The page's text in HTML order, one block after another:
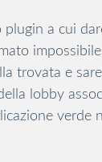
plugin a cui
trovata e
lobby
verde